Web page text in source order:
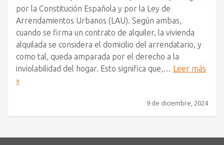
por la Constitución Española y por la Ley de
Arrendamientos Urbanos (LAU). Según ambas,
cuando se firma un contrato de alquiler, la vivienda
alquilada se considera el domicilio del arrendatario, y
como tal, queda amparada por el derecho a la
inviolabilidad del hogar. Esto significa que,…
Leer más
»
9 de diciembre, 2024